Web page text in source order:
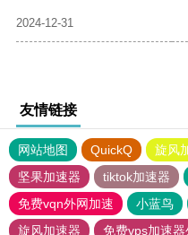
2024-12-31
友情链接
网站地图 QuickQ 旋风
坚果加速器
tiktok加速器
免费vqn外网加速
小蓝鸟
旋风加速器
免费vps加速